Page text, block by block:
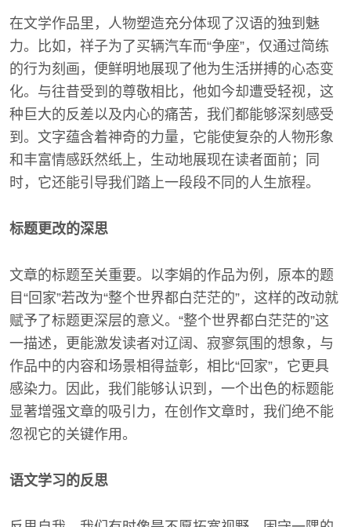
在文学作品里，人物塑造充分体现了汉语的独到魅
力。比如，祥子为了买辆汽车而“争座”，仅通过简练
的行为刻画，便鲜明地展现了他为生活拼搏的心态变
化。与往昔受到的尊敬相比，他如今却遭受轻视，这
种巨大的反差以及内心的痛苦，我们都能够深刻感受
到。文字蕴含着神奇的力量，它能使复杂的人物形象
和丰富情感跃然纸上，生动地展现在读者面前；同
时，它还能引导我们踏上一段段不同的人生旅程。
标题更改的深思
文章的标题至关重要。以李娟的作品为例，原本的题
目“回家”若改为“整个世界都白茫茫的”，这样的改动就
赋予了标题更深层的意义。“整个世界都白茫茫的”这
一描述，更能激发读者对辽阔、寂寥氛围的想象，与
作品中的内容和场景相得益彰，相比“回家”，它更具
感染力。因此，我们能够认识到，一个出色的标题能
显著增强文章的吸引力，在创作文章时，我们绝不能
忽视它的关键作用。
语文学习的反思